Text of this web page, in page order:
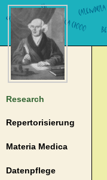
Research
Repertorisierung
Materia Medica
Datenpflege